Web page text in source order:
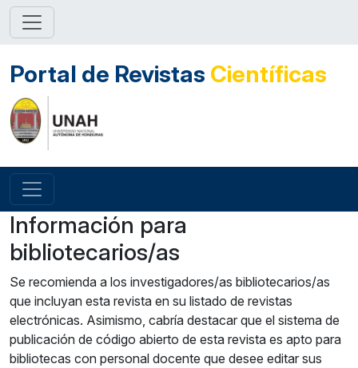
Portal de Revistas Científicas
Información para
bibliotecarios/as
Se recomienda a los investigadores/as bibliotecarios/as
que incluyan esta revista en su listado de revistas
electrónicas. Asimismo, cabría destacar que el sistema de
publicación de código abierto de esta revista es apto para
bibliotecas con personal docente que desee editar sus